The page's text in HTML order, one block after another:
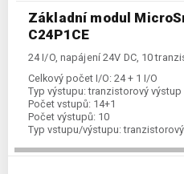
Základní modul
C24P1CE
24 I/O, napájení 24V DC, 10
Celkový počet I/O: 24 + 1 I/O
Typ výstupu: tranzistorový výstup
Počet vstupů: 14+1
Počet výstupů: 10
Typ vstupu/výstupu: tranzistorový
Kategorie: FC6A-CPU